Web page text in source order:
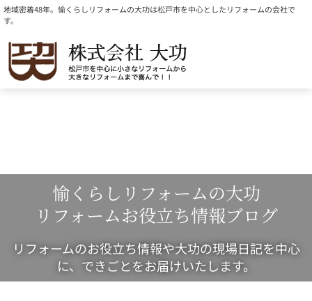
内
容
を
地域密着48年。愉くらしリフォームの大功は松戸市を中心としたリフォームの会社で
す。
愉くらしリフォームの大功
リフォームお役立ち情報ブログ
リフォームのお役立ち情報や大功の現場日記を中心
に、できごとをお届けいたします。